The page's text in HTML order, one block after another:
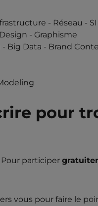
- Réseau - SI
- Graphisme
Data - Brand
pour
participer
vous pour faire le